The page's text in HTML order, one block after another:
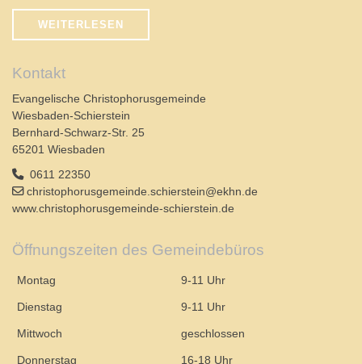
WEITERLESEN
Kontakt
Evangelische Christophorusgemeinde
Wiesbaden-Schierstein
Bernhard-Schwarz-Str. 25
65201 Wiesbaden
0611 22350
christophorusgemeinde.schierstein@ekhn.de
www.christophorusgemeinde-schierstein.de
Öffnungszeiten des Gemeindebüros
Montag 9-11 Uhr
Dienstag 9-11 Uhr
Mittwoch geschlossen
Donnerstag 16-18 Uhr